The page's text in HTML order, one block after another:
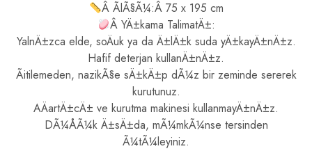
Â ÃlÃ§Ã¼:Â 75 x 195 cm
Â YÄ±kama TalimatÄ±:
YalnÄ±zca elde, soÄuk ya da Ä±lÄ±k suda yÄ±kayÄ±nÄ±z.
Hafif deterjan kullanÄ±nÄ±z.
Ãitilemeden, nazikÃ§e sÄ±kÄ±p dÃ¼z bir zeminde sererek
kurutunuz.
AÄartÄ±cÄ± ve kurutma makinesi kullanmayÄ±nÄ±z.
DÃ¼ÅÃ¼k Ä±sÄ±da, mÃ¼mkÃ¼nse tersinden
Ã¼tÃ¼leyiniz.